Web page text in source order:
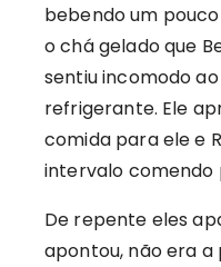
bebendo um
o chá gelado que
sentiu incomodo
refrigerante. Ele
comida para ele e
intervalo comendo
De repente eles
apontou, não era